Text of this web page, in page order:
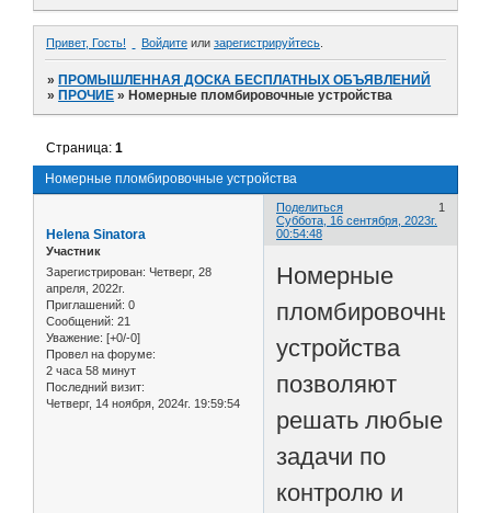
Привет, Гость! Войдите или зарегистрируйтесь
»ПРОМЫШЛЕННАЯ ДОСКА БЕСПЛАТНЫХ ОБЪЯВЛЕНИЙ
»ПРОЧИЕ »Номерные пломбировочные устройства
Номерные пломбировочные устройства
Страница:1
Поделиться
1
Суббота, 16 сентября, 2023г.
00:54:48
Helena Sinatora
Участник
Зарегистрирован: Четверг, 28
апреля, 2022г.
Приглашений: 0
Сообщений: 21
Уважение: [+0/-0]
Провел на форуме:
2 часа 58 минут
Последний визит:
Четверг, 14 ноября, 2024г. 19:59:54
Номерные
пломбировочные
устройства
позволяют
решать любые
задачи по
контролю и